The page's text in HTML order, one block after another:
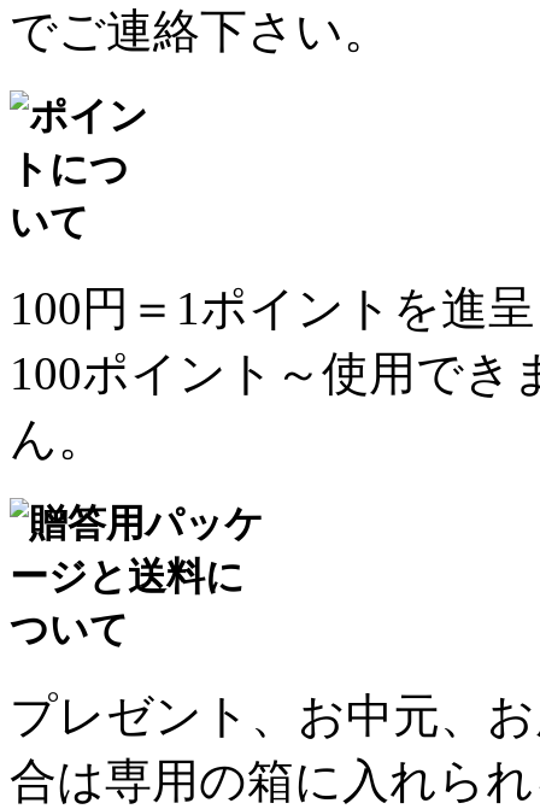
でご連絡下さい。
100円＝1ポイントを進
100ポイント～使用でき
ん。
プレゼント、お中元、
合は専用の箱に入れら